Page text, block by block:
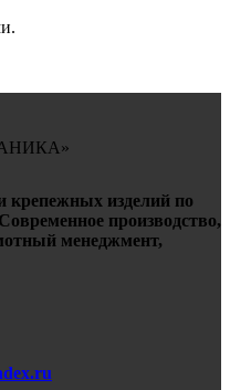
изделий по
производство,
менеджмент,